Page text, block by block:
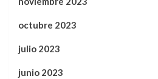
octubre 2023
julio 2023
junio 2023